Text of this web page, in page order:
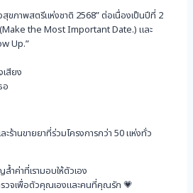
ขภาพสตรีแห่งชาติ 2568” ต่อเนื่องเป็นปีที่ 2
the Most Important Date.) และ
Up.”
สียง
อ
านขายยาที่ร่วมโครงการกว่า 50 แห่งทั่ว
ำค่าที่เรามอบให้ตัวเอง
รวจเพื่อตัวคุณเองและคนที่คุณรัก 💗